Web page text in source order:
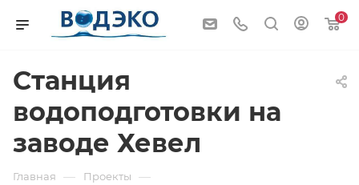
0
Станция
водоподготовки на
заводе Хевел
Главная — Проекты —